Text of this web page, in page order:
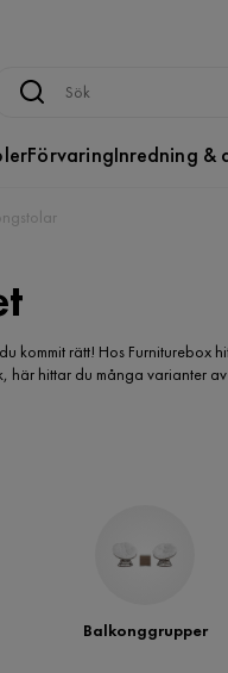
FörvaringInredning &
kommit rätt! Hos Furniturebox
här hittar du många varianter
bestående av
Balkonggrupper